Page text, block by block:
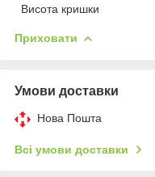
Висота кришки
Приховати
Умови доставки
Нова Пошта
Всі умови доставки